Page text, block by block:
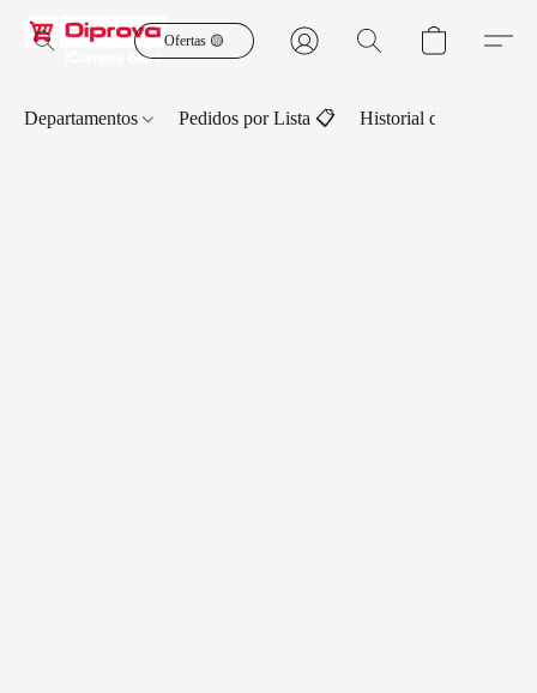
Ofertas 🟡
Departamentos Pedidos por Lista 📋 Historial de Pedidos